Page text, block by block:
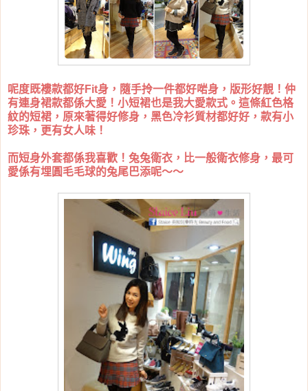
呢度既褸款都好Fit身，隨手拎一件都好啱身，版形好靚！仲
有連身裙款都係大愛！小短裙也是我大愛款式。這條紅色格
紋的短裙，原來著得好修身，黑色冷衫質材都好好，款有小
珍珠，更有女人味！
而短身外套都係我喜歡！兔兔衛衣，比一般衛衣修身，最可
愛係有埋圓毛毛球的兔尾巴添呢～～